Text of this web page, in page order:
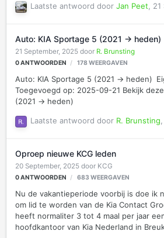
Laatste antwoord door Jan Peet 21
Auto: KIA Sportage 5 (2021 -> heden)
21 September, 2025 door R. Brunsting
0ANTWOORDEN 178WEERGAVEN
Auto: KIA Sportage 5 (2021 -> heden) Eigenaar: R. Brunsting
Toegevoegd op: 2025-09-21 Bekijk deze auto: KIA Sportage 5
(2021 -> heden)
Laatste antwoord door R. Brunsting
Oproep nieuwe KCG leden
20 September, 2025 door KCG
0ANTWOORDEN 683 WEERGAVEN
Nu de vakantieperiode voorbij is doe ik
om lid te worden van de Kia Contact
heeft normaliter 3 tot 4 maal per jaar
hoofdkantoor van Kia Nederland in